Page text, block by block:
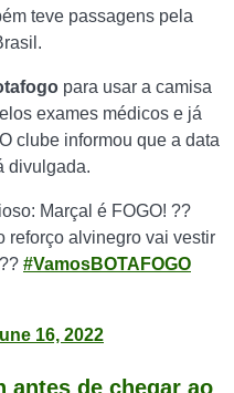
teve passagens pela
para usar a camisa
exames médicos e já
clube informou que a data
divulgada.
Marçal é FOGO! ??
reforço alvinegro vai vestir
#VamosBOTAFOGO
16, 2022
antes de chegar ao